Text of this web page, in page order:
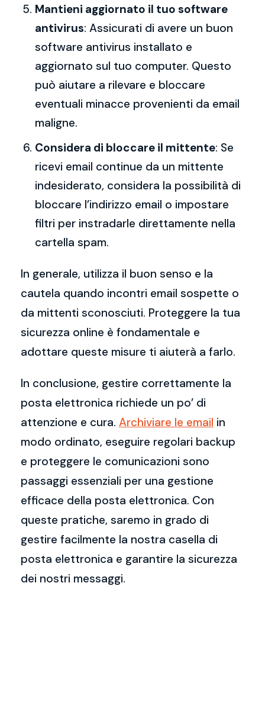
Mantieni aggiornato il tuo software
antivirus: Assicurati di avere un buon
software antivirus installato e
aggiornato sul tuo computer. Questo
può aiutare a rilevare e bloccare
eventuali minacce provenienti da email
maligne.
Considera di bloccare il mittente: Se
ricevi email continue da un mittente
indesiderato, considera la possibilità di
bloccare l’indirizzo email o impostare
filtri per instradarle direttamente nella
cartella spam.
In generale, utilizza il buon senso e la
cautela quando incontri email sospette o
da mittenti sconosciuti. Proteggere la tua
sicurezza online è fondamentale e
adottare queste misure ti aiuterà a farlo.
In conclusione, gestire correttamente la
posta elettronica richiede un po’ di
attenzione e cura. Archiviare le email in
modo ordinato, eseguire regolari backup
e proteggere le comunicazioni sono
passaggi essenziali per una gestione
efficace della posta elettronica. Con
queste pratiche, saremo in grado di
gestire facilmente la nostra casella di
posta elettronica e garantire la sicurezza
dei nostri messaggi.